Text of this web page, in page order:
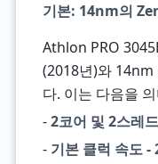
기본: 14nm의
Athlon PRO
(2018년)와 14nm
다. 이는 다음을
-2코어 및 2스레드
- 기본 클럭 속도 -